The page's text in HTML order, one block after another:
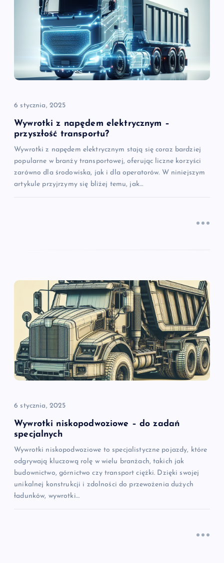
p
s
u
6 stycznia, 2025
Wywrotki z napędem elektrycznym –
przyszłość transportu?
Wywrotki z napędem elektrycznym stają się coraz bardziej
popularne w branży transportowej, oferując liczne korzyści
zarówno dla środowiska, jak i dla operatorów. W niniejszym
artykule przyjrzymy się bliżej temu, jak…
6 stycznia, 2025
Wywrotki niskopodwoziowe – do zadań
specjalnych
Wywrotki niskopodwoziowe to specjalistyczne pojazdy, które
odgrywają kluczową rolę w wielu branżach, takich jak
budownictwo, górnictwo czy transport ciężki. Dzięki swojej
unikalnej konstrukcji i zdolności do przewożenia dużych
ładunków, wywrotki…